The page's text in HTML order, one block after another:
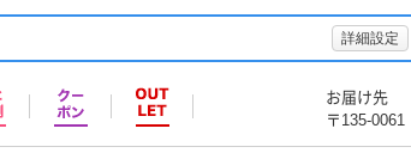
詳細設定
お届け先
〒135-0061